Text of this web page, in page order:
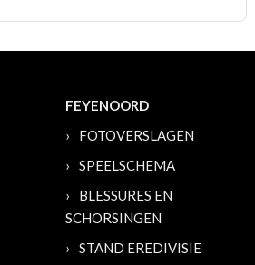
FEYENOORD
FOTOVERSLAGEN
SPEELSCHEMA
BLESSURES EN
SCHORSINGEN
STAND EREDIVISIE